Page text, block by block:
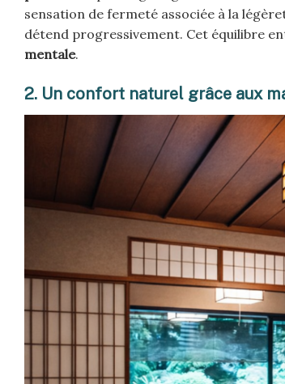
sensation de fermeté associée à la
détend progressivement. Cet équilibre
mentale.
2. Un confort naturel grâce aux